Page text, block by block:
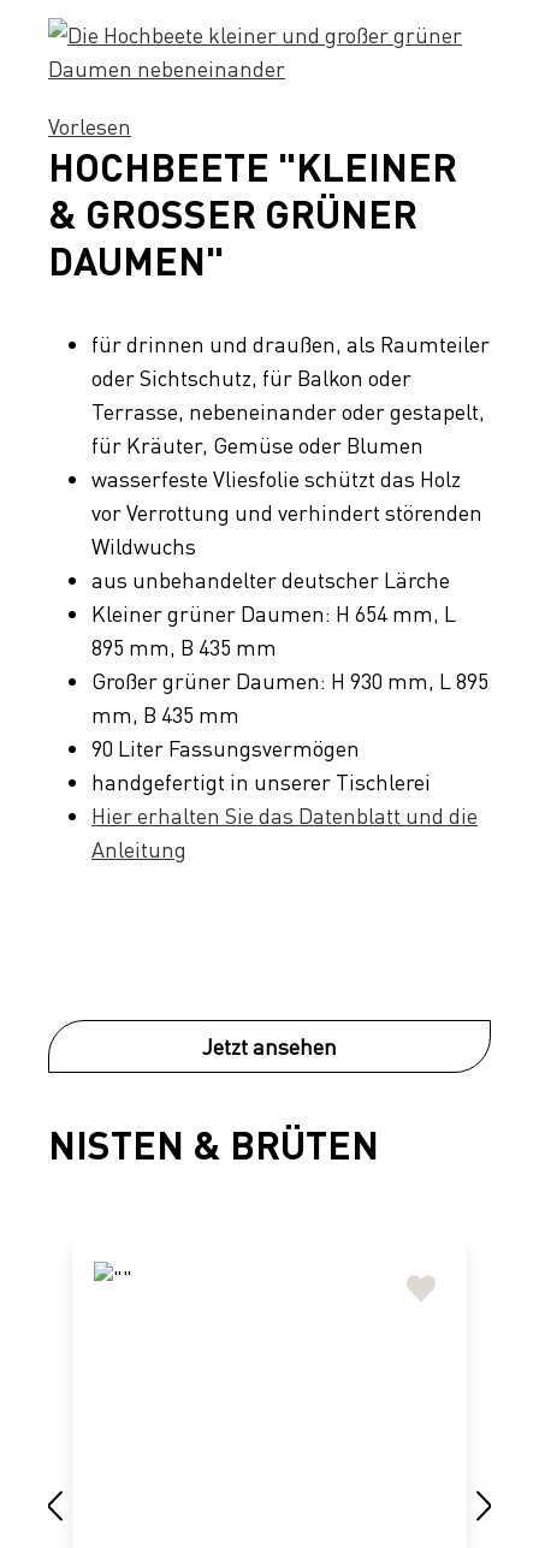
Vorlesen
HOCHBEETE "KLEINER
& GROSSER GRÜNER D
AUMEN"
für drinnen und draußen, als Raumteiler
oder Sichtschutz, für Balkon oder
Terrasse, nebeneinander oder gestapelt,
für Kräuter, Gemüse oder Blumen
wasserfeste Vliesfolie schützt das Holz
vor Verrottung und verhindert störenden
Wildwuchs
aus unbehandelter deutscher Lärche
Kleiner grüner Daumen: H 654 mm, L
895 mm, B 435 mm
Großer grüner Daumen: H 930 mm, L 895
mm, B 435 mm
90 Liter Fassungsvermögen
handgefertigt in unserer Tischlerei
Hier erhalten Sie das Datenblatt und die
Anleitung
Jetzt ansehen
NISTEN & BRÜTEN